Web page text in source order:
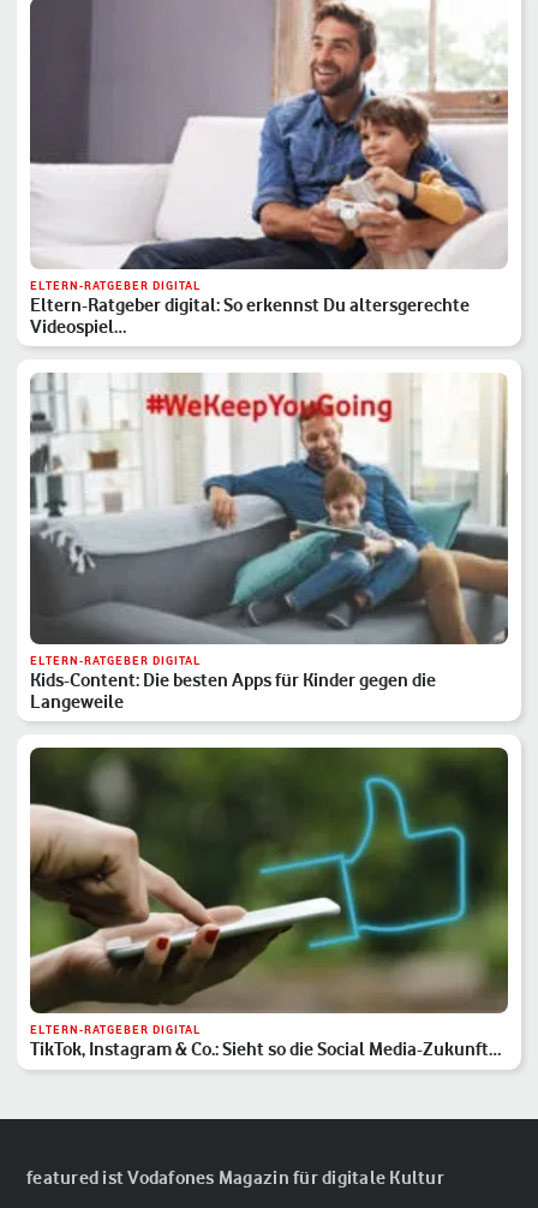
ELTERN-RATGEBER DIGITAL
Eltern-Ratgeber digital: So erkennst Du altersgerechte
Videospiel…
ELTERN-RATGEBER DIGITAL
Kids-Content: Die besten Apps für Kinder gegen die
Langeweile
ELTERN-RATGEBER DIGITAL
TikTok, Instagram & Co.: Sieht so die Social Media-Zukunft
aus?
featured ist Vodafones Magazin für digitale Kultur